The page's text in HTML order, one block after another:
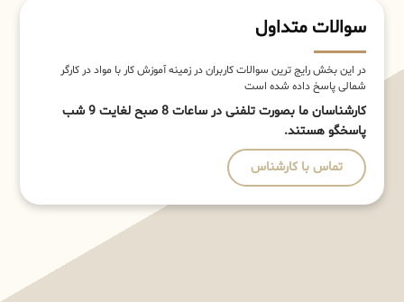
سوالات متداول
در این بخش رایج ترین سوالات کاربران در زمینه آموزش کار با مواد در کارگر
شمالی پاسخ داده شده است
کارشناسان ما بصورت تلفنی در ساعات 8 صبح لغایت 9 شب
پاسخگو هستند.
تماس با کارشناس